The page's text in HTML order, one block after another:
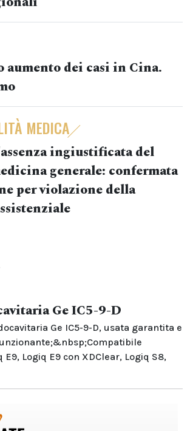
aumento dei casi in Cina.
MEDICA
ingiustificata del
generale: confermata
per violazione della
Ge IC5-9-D
Ge IC5-9-D, usata garantita e
Logiq E9 con XDClear, Logiq S8,